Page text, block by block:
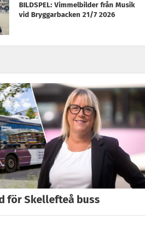
BILDSPEL: Vimmelbilder från Musik
vid Bryggarbacken 21/7 2026
för Skellefteå buss